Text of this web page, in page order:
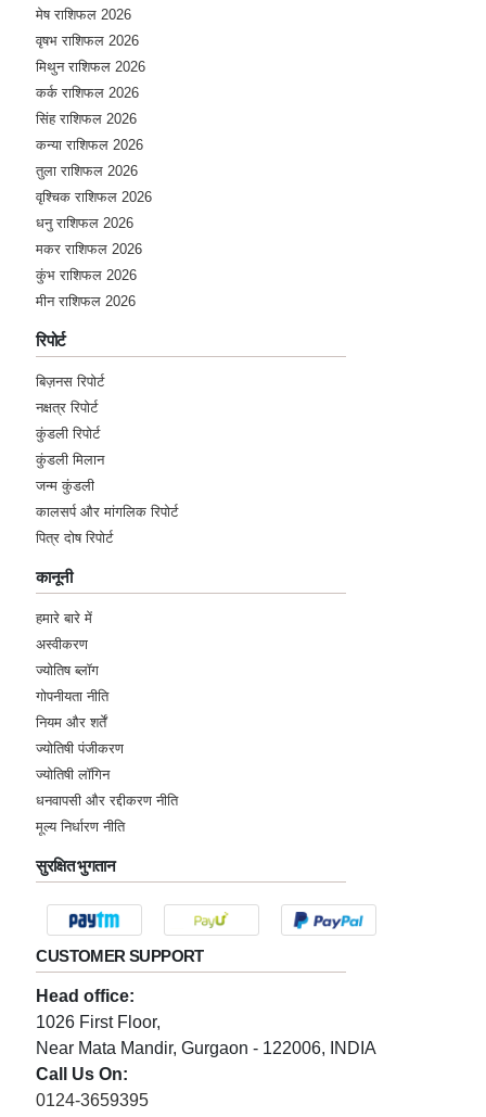
मेष राशिफल 2026
वृषभ राशिफल 2026
मिथुन राशिफल 2026
कर्क राशिफल 2026
सिंह राशिफल 2026
कन्या राशिफल 2026
तुला राशिफल 2026
वृश्चिक राशिफल 2026
धनु राशिफल 2026
मकर राशिफल 2026
कुंभ राशिफल 2026
मीन राशिफल 2026
रिपोर्ट
बिज़नस रिपोर्ट
नक्षत्र रिपोर्ट
कुंडली रिपोर्ट
कुंडली मिलान
जन्म कुंडली
कालसर्प और मांगलिक रिपोर्ट
पित्र दोष रिपोर्ट
कानूनी
हमारे बारे में
अस्वीकरण
ज्योतिष ब्लॉग
गोपनीयता नीति
नियम और शर्तें
ज्योतिषी पंजीकरण
ज्योतिषी लॉगिन
धनवापसी और रद्दीकरण नीति
मूल्य निर्धारण नीति
सुरक्षित भुगतान
CUSTOMER SUPPORT
Head office:
1026 First Floor,
Near Mata Mandir, Gurgaon - 122006, INDIA
Call Us On:
0124-3659395